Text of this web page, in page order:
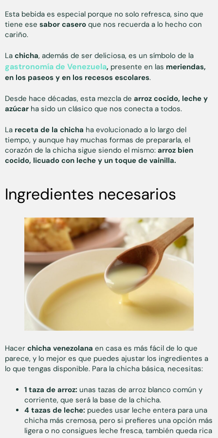
Esta bebida es especial porque no solo refresca, sino que
tiene ese sabor casero que nos recuerda a lo hecho con
cariño.
La chicha, además de ser deliciosa, es un símbolo de la
gastronomía de Venezuela, presente en las meriendas,
en los paseos y en los recesos escolares.
Desde hace décadas, esta mezcla de arroz cocido, leche y
azúcar ha sido un clásico que nos conecta a todos.
La receta de la chicha ha evolucionado a lo largo del
tiempo, y aunque hay muchas formas de prepararla, el
corazón de la chicha sigue siendo el mismo: arroz bien
cocido, licuado con leche y un toque de vainilla.
Ingredientes necesarios
Hacer chicha venezolana en casa es más fácil de lo que
parece, y lo mejor es que puedes ajustar los ingredientes a
lo que tengas disponible. Para la chicha básica, necesitas:
1 taza de arroz: unas tazas de arroz blanco común y
corriente, que será la base de la chicha.
4 tazas de leche: puedes usar leche entera para una
chicha más cremosa, pero si prefieres una opción más
ligera o no consigues leche fresca, también queda rica